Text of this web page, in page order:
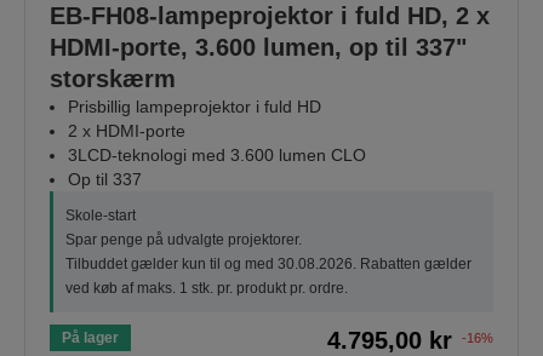
EB-FH08-lampeprojektor i fuld HD, 2 x
HDMI-porte, 3.600 lumen, op til 337"
storskærm
Prisbillig lampeprojektor i fuld HD
2 x HDMI-porte
3LCD-teknologi med 3.600 lumen CLO
Op til 337
Skole-start
Spar penge på udvalgte projektorer.
Tilbuddet gælder kun til og med 30.08.2026. Rabatten gælder
ved køb af maks. 1 stk. pr. produkt pr. ordre.
På lager 4.795,00 kr
-16%